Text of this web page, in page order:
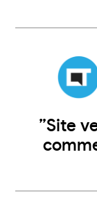
”Site